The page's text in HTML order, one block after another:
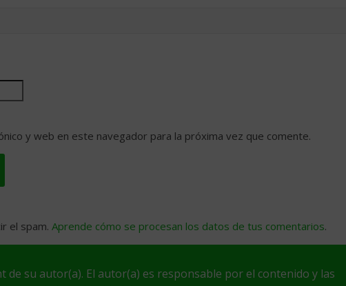
y web en este navegador para la próxima vez que comente.
el spam. Aprende cómo se procesan los datos de tus comentarios.
de su autor(a). El autor(a) es responsable por el contenido y las